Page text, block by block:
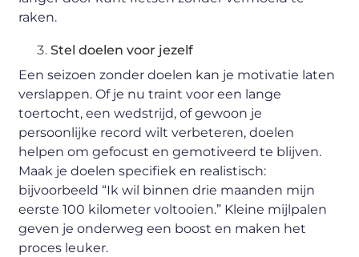
raken.
Stel doelen voor jezelf
Een seizoen zonder doelen kan je motivatie laten
verslappen. Of je nu traint voor een lange
toertocht, een wedstrijd, of gewoon je
persoonlijke record wilt verbeteren, doelen
helpen om gefocust en gemotiveerd te blijven.
Maak je doelen specifiek en realistisch:
bijvoorbeeld “Ik wil binnen drie maanden mijn
eerste 100 kilometer voltooien.” Kleine mijlpalen
geven je onderweg een boost en maken het
proces leuker.